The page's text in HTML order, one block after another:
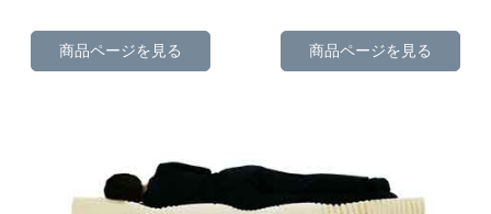
商品ページを見る 商品ページを見る